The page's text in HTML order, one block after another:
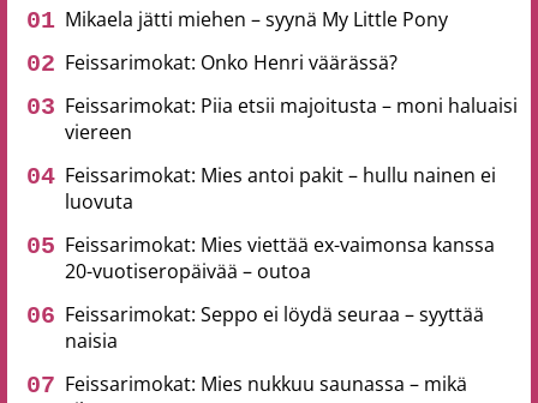
Mikaela jätti miehen – syynä My Little Pony
Feissarimokat: Onko Henri väärässä?
Feissarimokat: Piia etsii majoitusta – moni haluaisi
viereen
Feissarimokat: Mies antoi pakit – hullu nainen ei
luovuta
Feissarimokat: Mies viettää ex-vaimonsa kanssa
20-vuotiseropäivää – outoa
Feissarimokat: Seppo ei löydä seuraa – syyttää
naisia
Feissarimokat: Mies nukkuu saunassa – mikä